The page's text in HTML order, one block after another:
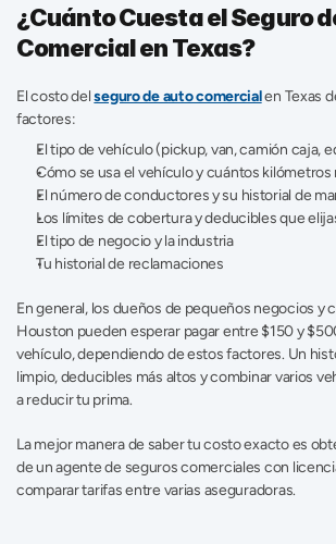
¿Cuánto Cuesta el Seguro
Comercial en Texas?
El costo del seguro de auto comercial en Texas
factores:
El tipo de vehículo (pickup, van, camión caja,
Cómo se usa el vehículo y cuántos
El número de conductores y su historial de
Los límites de cobertura y deducibles que
El tipo de negocio y la industria
Tu historial de reclamaciones
En general, los dueños de pequeños negocios y
Houston pueden esperar pagar entre $150 y
vehículo, dependiendo de estos factores. Un
limpio, deducibles más altos y combinar varios
a reducir tu prima.
La mejor manera de saber tu costo exacto es
de un agente de seguros comerciales con
comparar tarifas entre varias aseguradoras.